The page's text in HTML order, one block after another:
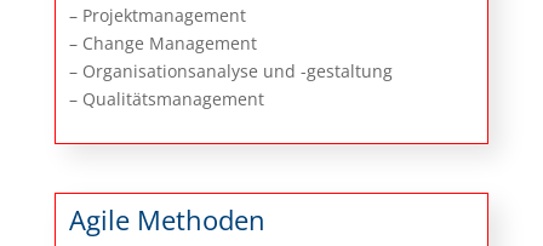
– Projektmanagement
– Change Management
– Organisationsanalyse und -gestaltung
– Qualitätsmanagement
Agile Methoden